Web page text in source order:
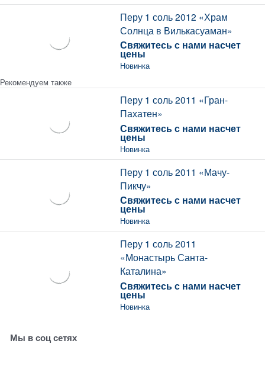
Перу 1 соль 2012 «Храм
Солнца в Вилькасуаман»
Свяжитесь с нами насчет
цены
Новинка
Рекомендуем также
Перу 1 соль 2011 «Гран-
Пахатен»
Свяжитесь с нами насчет
цены
Новинка
Перу 1 соль 2011 «Мачу-
Пикчу»
Свяжитесь с нами насчет
цены
Новинка
Перу 1 соль 2011
«Монастырь Санта-
Каталина»
Свяжитесь с нами насчет
цены
Новинка
Мы в соц сетях